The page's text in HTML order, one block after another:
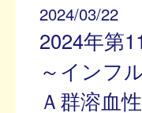
2024/03/22
2024年第
～インフ
Ａ群溶血